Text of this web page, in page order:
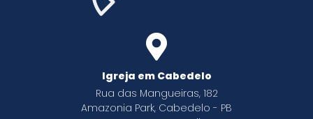
Igreja em Cabedelo
Rua das Mangueiras, 182
Amazonia Park, Cabedelo - PB